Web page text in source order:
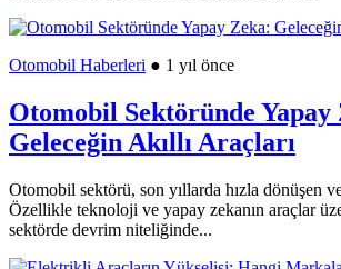
Otomobil Haberleri ● 1 yıl önce
Otomobil Sektöründe Yapay
Geleceğin Akıllı Araçları
Otomobil sektörü, son yıllarda hızla dönüşen
Özellikle teknoloji ve yapay zekanın araçlar
sektörde devrim niteliğinde...